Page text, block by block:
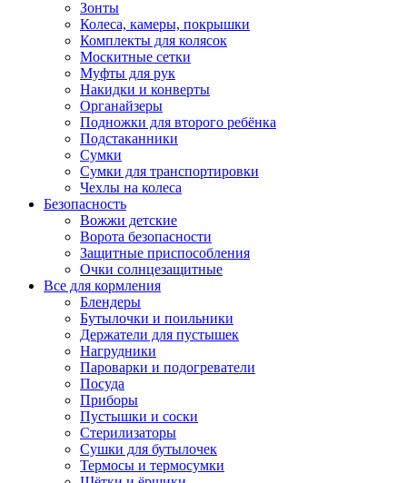
Зонты
Колеса, камеры, покрышки
Комплекты для колясок
Москитные сетки
Муфты для рук
Накидки и конверты
Органайзеры
Подножки для второго ребёнка
Подстаканники
Сумки
Сумки для транспортировки
Чехлы на колеса
Безопасность
Вожжи детские
Ворота безопасности
Защитные приспособления
Очки солнцезащитные
Все для кормления
Блендеры
Бутылочки и поильники
Держатели для пустышек
Нагрудники
Пароварки и подогреватели
Посуда
Приборы
Пустышки и соски
Стерилизаторы
Сушки для бутылочек
Термосы и термосумки